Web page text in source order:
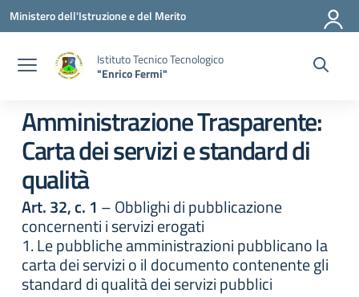
Vai ai contenuti
Vai al menu di navigazione
Vai al footer
Ministero dell'Istruzione e del Merito
Istituto Tecnico Tecnologico
"Enrico Fermi"
Amministrazione Trasparente:
Carta dei servizi e standard di
qualità
Art. 32, c. 1 – Obblighi di pubblicazione
concernenti i servizi erogati
1. Le pubbliche amministrazioni pubblicano la
carta dei servizi o il documento contenente gli
standard di qualità dei servizi pubblici